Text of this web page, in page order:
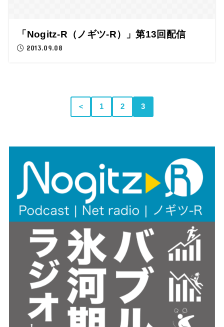
「Nogitz-R（ノギツ-R）」第13回配信
2013.09.08
＜ 1 2 3